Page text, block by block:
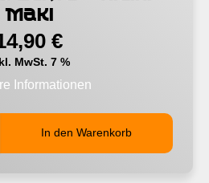
Maki
€
MwSt. 7 %
Informationen